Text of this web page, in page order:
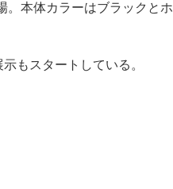
本体カラーはブラックとホ
もスタートしている。